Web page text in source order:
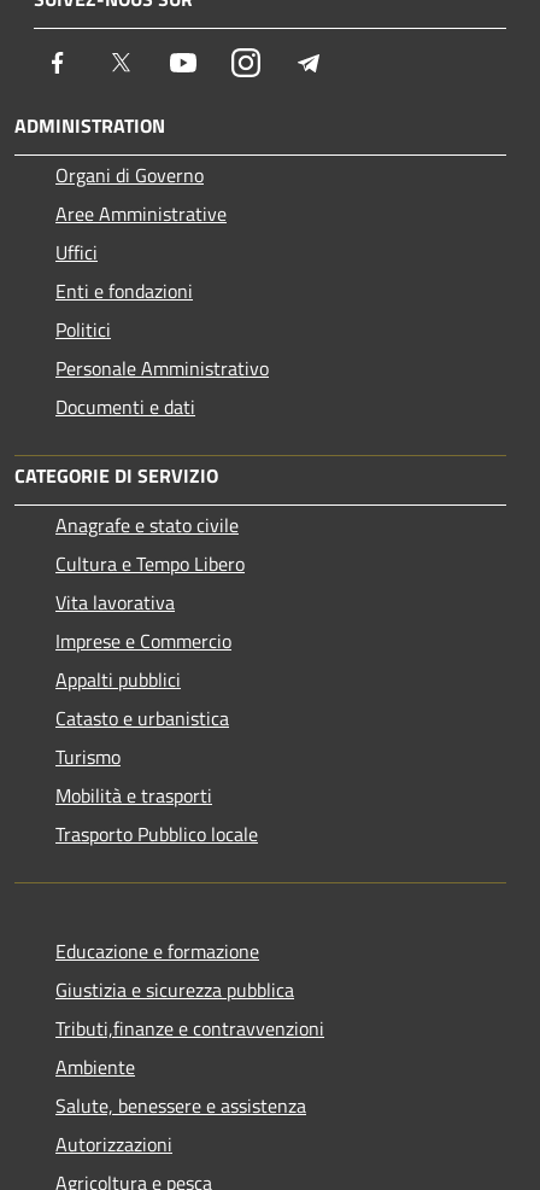
Facebook Twitter YoutubeInstagram
ADMINISTRATION
Organi di Governo
Aree Amministrative
Uffici
Enti e fondazioni
Politici
Personale Amministrativo
Documenti e dati
CATEGORIE DI SERVIZIO
Anagrafe e stato civile
Cultura e Tempo Libero
Vita lavorativa
Imprese e Commercio
Appalti pubblici
Catasto e urbanistica
Turismo
Mobilità e trasporti
Trasporto Pubblico locale
Educazione e formazione
Giustizia e sicurezza pubblica
Tributi,finanze e contravvenzioni
Ambiente
Salute, benessere e assistenza
Autorizzazioni
Agricoltura e pesca